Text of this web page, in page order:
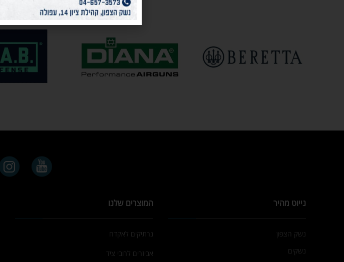
נייוט מהיר
נשק הצפון
נשקים
המוצרים שלנו
נרתיקים לאקדח
אביזרים לרובי ציד